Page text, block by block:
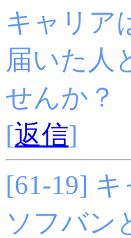
キャリア
届いた人
せんか？
[返信]
[61-19] キ
ソフバン